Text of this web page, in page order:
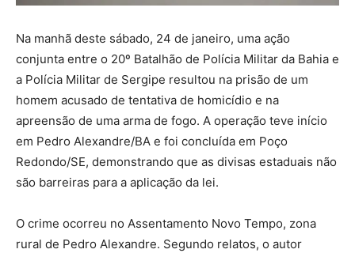
Na manhã deste sábado, 24 de janeiro, uma ação
conjunta entre o 20º Batalhão de Polícia Militar da Bahia e
a Polícia Militar de Sergipe resultou na prisão de um
homem acusado de tentativa de homicídio e na
apreensão de uma arma de fogo. A operação teve início
em Pedro Alexandre/BA e foi concluída em Poço
Redondo/SE, demonstrando que as divisas estaduais não
são barreiras para a aplicação da lei.
O crime ocorreu no Assentamento Novo Tempo, zona
rural de Pedro Alexandre. Segundo relatos, o autor